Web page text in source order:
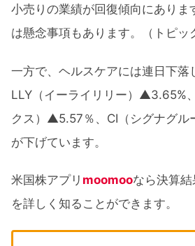
小売りの業績が回復傾向にありま
は懸念事項もあります。（トピッ
一方で、ヘルスケアには連日下落
LLY（イーライリリー）▲3.65%
クス）▲5.57％、CI（シグナグ
が下げています。
米国株アプリ moomooなら決算
を詳しく知ることができます。